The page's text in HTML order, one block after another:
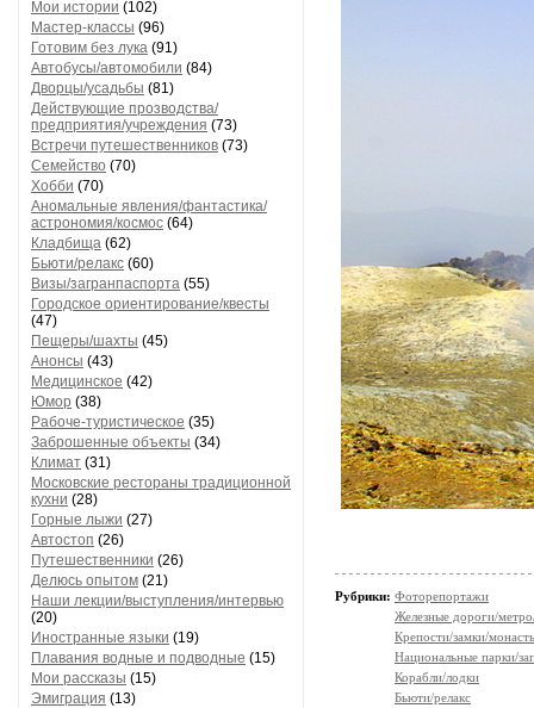
Мои истории (102)
Мастер-классы (96)
Готовим без лука (91)
Автобусы/автомобили (84)
Дворцы/усадьбы (81)
Действующие прозводства/
предприятия/учреждения (73)
Встречи путешественников (73)
Семейство (70)
Хобби (70)
Аномальные явления/фантастика/
астрономия/космос (64)
Кладбища (62)
Бьюти/релакс (60)
Визы/загранпаспорта (55)
Городское ориентирование/квесты
(47)
Пещеры/шахты (45)
Анонсы (43)
Медицинское (42)
Юмор (38)
Рабоче-туристическое (35)
Заброшенные объекты (34)
Климат (31)
Московские рестораны традиционной
кухни (28)
Горные лыжи (27)
Автостоп (26)
Путешественники (26)
Делюсь опытом (21)
Наши лекции/выступления/интервью
(20)
Иностранные языки (19)
Плавания водные и подводные (15)
Мои рассказы (15)
Эмиграция (13)
Рубрики: Фоторепортажи
Железные дороги/
Крепости/замки/
Национальные парки/
Корабли/лодки
Бьюти/релакс